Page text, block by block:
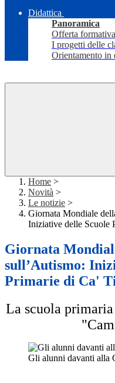
Didattica
Panoramica
Offerta formativa
I progetti delle
Orientamento in
Home >
Novità >
Le notizie >
Giornata Mondiale
Iniziative delle Scuole
Giornata
sull’Autismo:
Primarie di Ca'
La scuola
Gli alunni davanti alla